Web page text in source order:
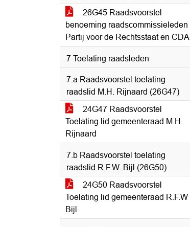
26G45 Raadsvoorstel
benoeming raadscommissieleden
Partij voor de Rechtsstaat en CDA
7 Toelating raadsleden
7.a Raadsvoorstel toelating
raadslid M.H. Rijnaard (26G47)
24G47 Raadsvoorstel
Toelating lid gemeenteraad M.H.
Rijnaard
7.b Raadsvoorstel toelating
raadslid R.F.W. Bijl (26G50)
24G50 Raadsvoorstel
Toelating lid gemeenteraad R.F.W
Bijl